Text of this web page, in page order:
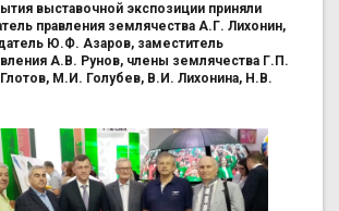
выставочной экспозиции приняли
правления землячества А.Г. Лихонин,
Ю.Ф. Азаров, заместитель
А.В. Рунов, члены землячества Г.П.
М.И. Голубев, В.И. Лихонина, Н.В.